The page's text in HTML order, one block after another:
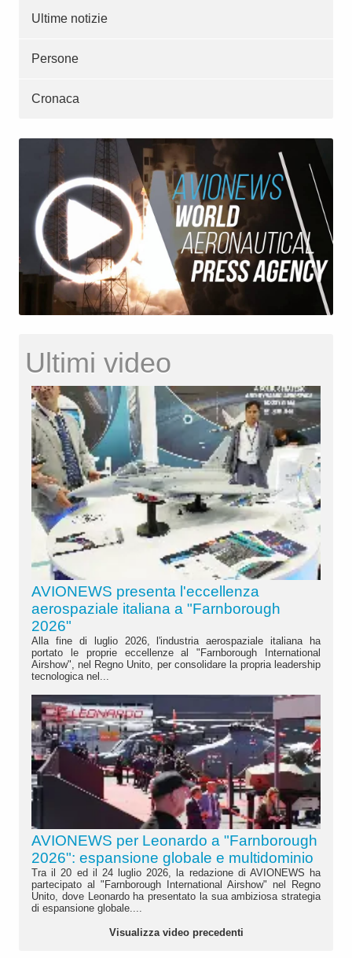
Ultime notizie
Persone
Cronaca
Ultimi video
AVIONEWS presenta l'eccellenza
aerospaziale italiana a "Farnborough
2026"
Alla fine di luglio 2026, l'industria aerospaziale italiana ha
portato le proprie eccellenze al "Farnborough International
Airshow", nel Regno Unito, per consolidare la propria leadership
tecnologica nel...
AVIONEWS per Leonardo a "Farnborough
2026": espansione globale e multidominio
Tra il 20 ed il 24 luglio 2026, la redazione di AVIONEWS ha
partecipato al "Farnborough International Airshow" nel Regno
Unito, dove Leonardo ha presentato la sua ambiziosa strategia
di espansione globale....
Visualizza video precedenti